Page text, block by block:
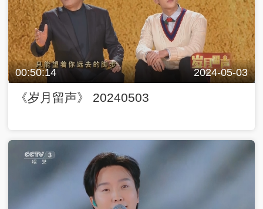
00:50:14 2024-05-03
《岁月留声》 20240503